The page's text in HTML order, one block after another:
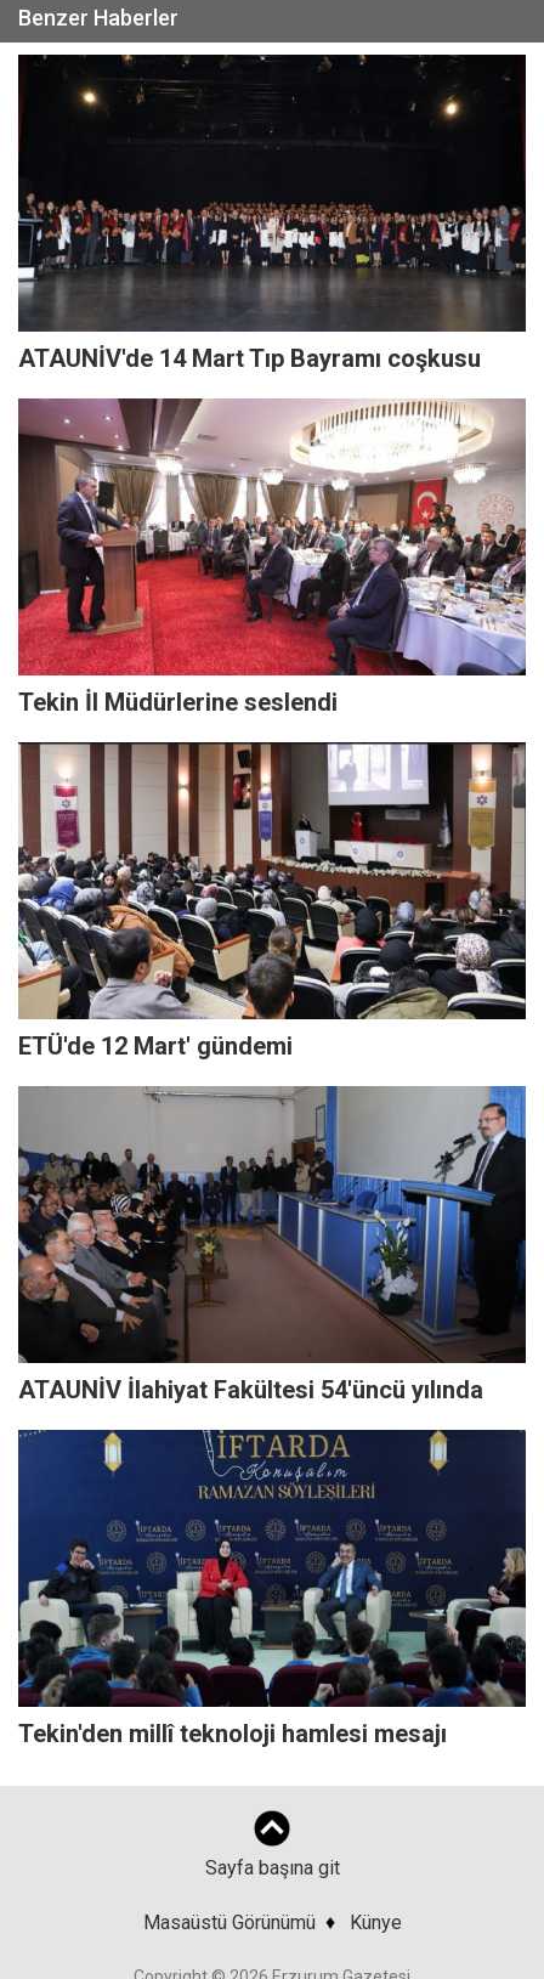
Benzer Haberler
ATAUNİV'de 14 Mart Tıp Bayramı coşkusu
Tekin İl Müdürlerine seslendi
ETÜ'de 12 Mart' gündemi
ATAUNİV İlahiyat Fakültesi 54'üncü yılında
Tekin'den millî teknoloji hamlesi mesajı
Sayfa başına git
Masaüstü Görünümü ♦ Künye